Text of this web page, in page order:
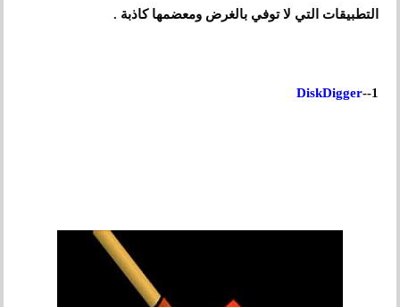
التطبيقات التي لا توفي بالغرض ومعضمها كاذبة .
1--
DiskDigger